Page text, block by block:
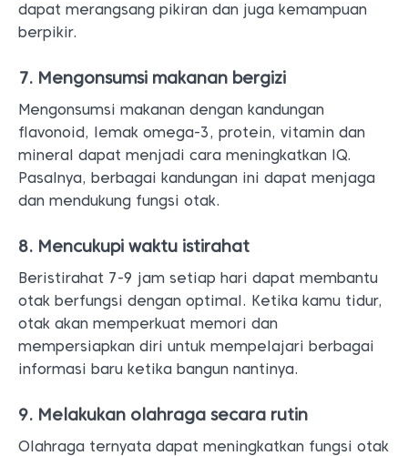
dapat merangsang pikiran dan juga kemampuan
berpikir.
7. Mengonsumsi makanan bergizi
Mengonsumsi makanan dengan kandungan
flavonoid, lemak omega-3, protein, vitamin dan
mineral dapat menjadi cara meningkatkan IQ.
Pasalnya, berbagai kandungan ini dapat menjaga
dan mendukung fungsi otak.
8. Mencukupi waktu istirahat
Beristirahat 7-9 jam setiap hari dapat membantu
otak berfungsi dengan optimal. Ketika kamu tidur,
otak akan memperkuat memori dan
mempersiapkan diri untuk mempelajari berbagai
informasi baru ketika bangun nantinya.
9. Melakukan olahraga secara rutin
Olahraga ternyata dapat meningkatkan fungsi otak